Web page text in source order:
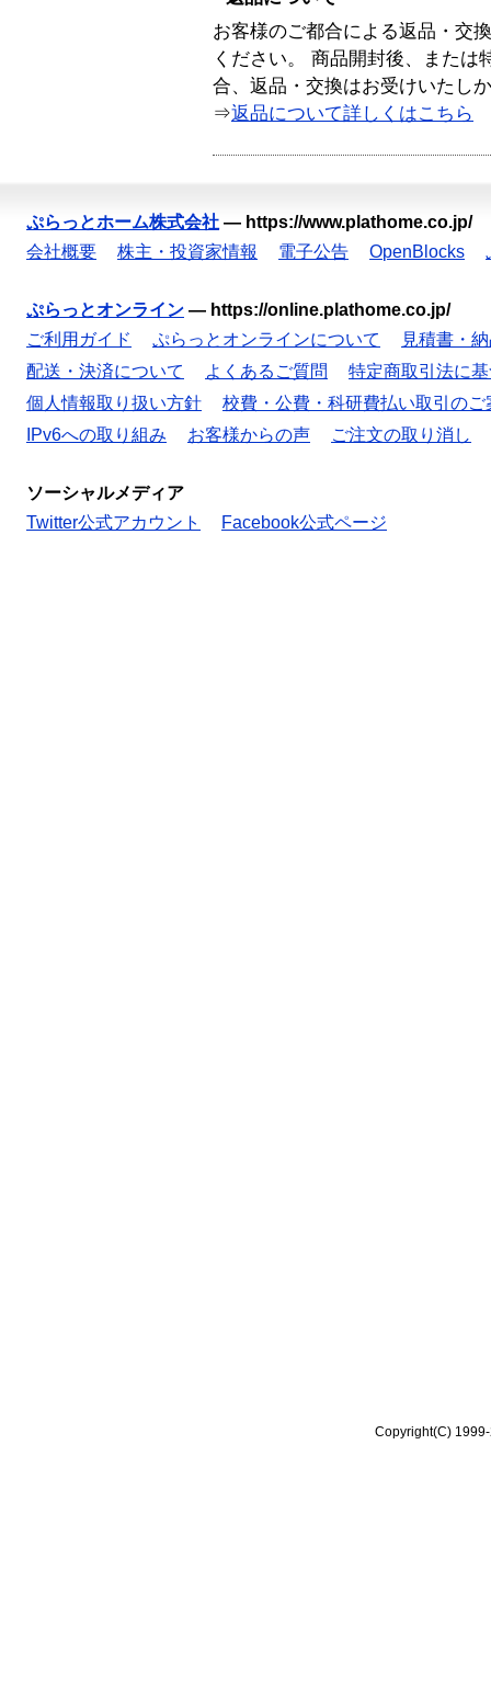
お客様のご都合による返品・交
ください。 商品開封後、または
合、返品・交換はお受けいたし
⇒返品について詳しくはこちら
ぷらっとホーム株式会社 — https://www.plathome.co.jp/
会社概要
株主・投資家情報 電子公告 OpenBlocks
ぷらっとオンライン — https://online.plathome.co.jp/
ご利用ガイド
ぷらっとオンラインについて
見積書・
配送・決済について
よくあるご質問
特定商取引法に
個人情報取り扱い方針
校費・公費・科研費払い取引のご
IPv6への取り組み
お客様からの声 ご注文の取り消し
ソーシャルメディア
Twitter公式アカウント
Facebook公式ページ
Copyright(C)